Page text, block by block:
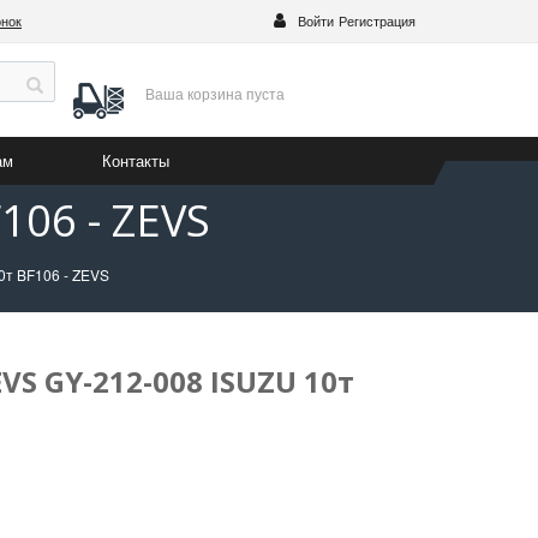
Войти Регистрация
Ваша корзина пуста
Контакты
- ZEVS
BF106 - ZEVS
GY-212-008 ISUZU 10т